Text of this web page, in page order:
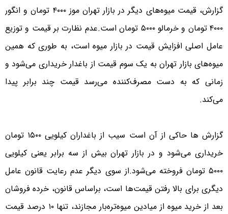
گزارش، قیمت میوه‌های دیگر در بازار تهران موز ۴۰۰۰ تومان و انگور
۴۰۰۰ تومان و خرمالو ۵۰۰۰ تومان است.عدم نظارت بر قیمت و توزیع
عامل اصلی افزایش قیمت در بازار میوه است، به طوری که همین
میوه‌های بازار تهران به یک سوم قیمت از باغدار خریداری می‌شود و
زمانی که به دست مصرف‌کننده می‌رسد قیمت چند برابر پیدا
می‌کند.
گزارش ها حاکی از آن است سیب از باغداران کیلویی ۱۵۰۰ تومان
خریداری می‌شود و در بازار تهران بیش از سه برابر یعنی کیلویی
۵۰۰۰ تومان فروخته می‌شود.از سوی دیگر عدم رعایت قانون عامل
دیگری برای بالا رفتن قیمت‌ها است، براساس قانون، خرده فروشان
بعد از خرید میوه از میادین میوه‌تره‌بار مجازند، تنها ۱۰ درصد قیمت